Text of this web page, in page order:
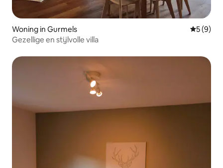
Woning in Gurmels
5 (9)
Gezellige en stijlvolle villa